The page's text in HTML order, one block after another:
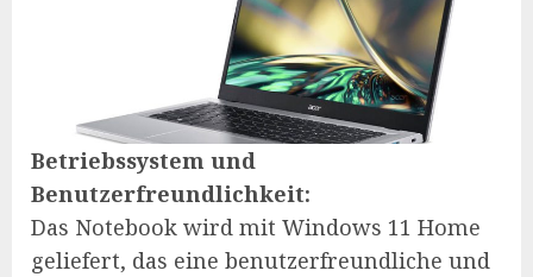
Betriebssystem und
Benutzerfreundlichkeit:
Das Notebook wird mit Windows 11 Home
geliefert, das eine benutzerfreundliche und